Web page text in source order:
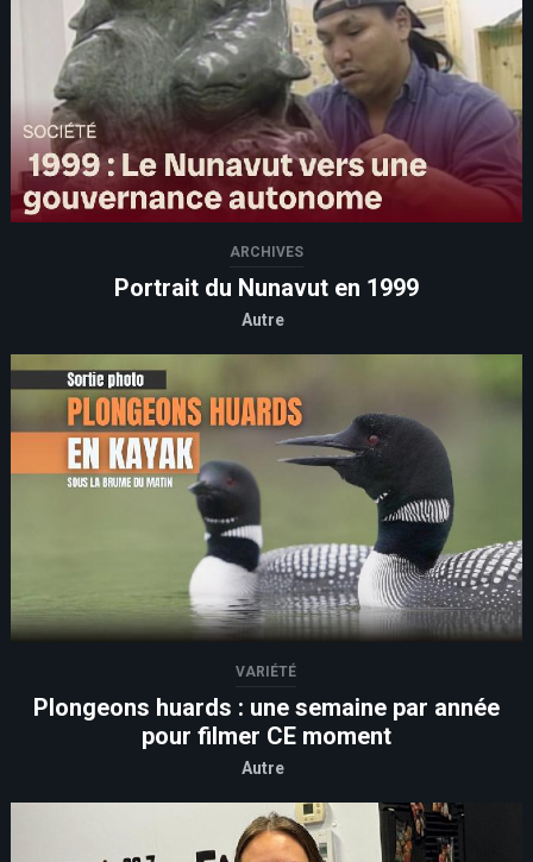
ARCHIVES
Portrait du Nunavut en 1999
Autre
VARIÉTÉ
Plongeons huards : une semaine par année
pour filmer CE moment
Autre